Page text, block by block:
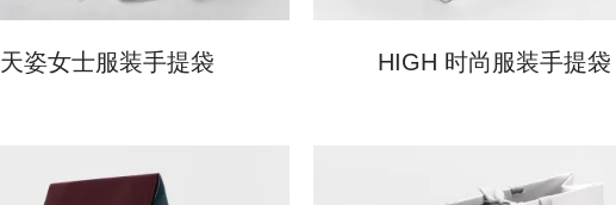
天姿女士服装手提袋 HIGH 时尚服装手提袋